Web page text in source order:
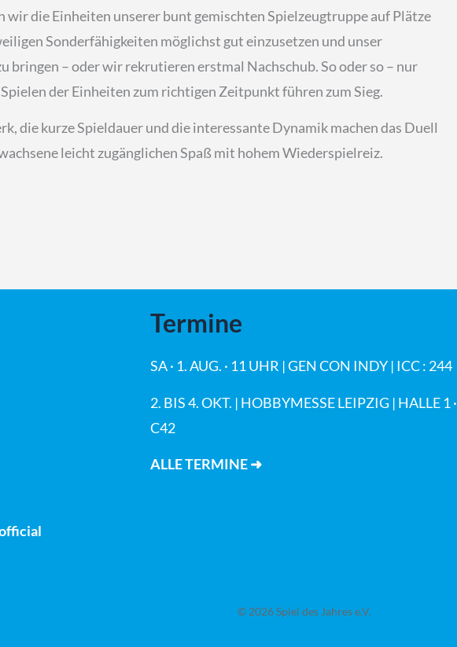
wir die Einheiten unserer bunt gemischten Spielzeugtruppe auf Plätze
Sonderfähigkeiten möglichst gut einzusetzen und unser
bringen – oder wir rekrutieren erstmal Nachschub. So oder so – nur
der Einheiten zum richtigen Zeitpunkt führen zum Sieg.
die kurze Spieldauer und die interessante Dynamik machen das Duell
leicht zugänglichen Spaß mit hohem Wiederspielreiz.
Termine
SA · 1. AUG. · 11 UHR | GEN CON INDY | ICC : 244
2. BIS 4. OKT. | HOBBYMESSE LEIPZIG | HALLE 1 ·
C42
ALLE TERMINE ➜
© 2026 Spiel des Jahres e.V.